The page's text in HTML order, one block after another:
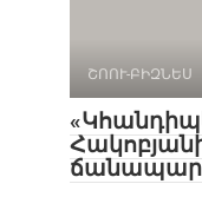
ՇՈՈՒ-ԲԻԶՆԵՍ
Հակոբյանի